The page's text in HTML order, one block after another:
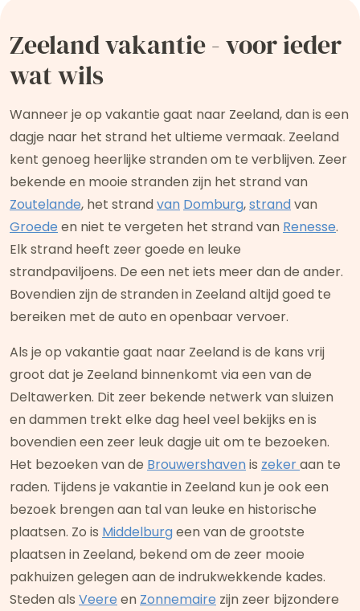
gastvrouw en gastheer maken het verblijf
compleet. Een aanrader!
Zeeland vakantie - voor ieder
wat wils
Wanneer je op vakantie gaat naar Zeeland, dan is een
dagje naar het strand het ultieme vermaak. Zeeland
kent genoeg heerlijke stranden om te verblijven. Zeer
bekende en mooie stranden zijn het strand van
Zoutelande, het strand van Domburg,strandvan
Groede en niet te vergeten het strand van Renesse.
Elk strand heeft zeer goede en leuke
strandpaviljoens. De een net iets meer dan de ander.
Bovendien zijn de stranden in Zeeland altijd goed te
bereiken met de auto en openbaar vervoer.
Als je op vakantie gaat naar Zeeland is de kans vrij
groot dat je Zeeland binnenkomt via een van de
Deltawerken. Dit zeer bekende netwerk van sluizen
en dammen trekt elke dag heel veel bekijks en is
bovendien een zeer leuk dagje uit om te bezoeken.
Het bezoeken van de Brouwershavenis zekeraan te
raden. Tijdens je vakantie in Zeeland kun je ook een
bezoek brengen aan tal van leuke en historische
plaatsen. Zo is Middelburgeen van de grootste
plaatsen in Zeeland, bekend om de zeer mooie
pakhuizen gelegen aan de indrukwekkende kades.
Steden als Veere en Zonnemaire zijn zeer bijzondere